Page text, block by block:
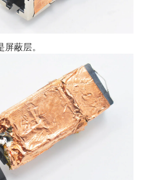
蔽层。